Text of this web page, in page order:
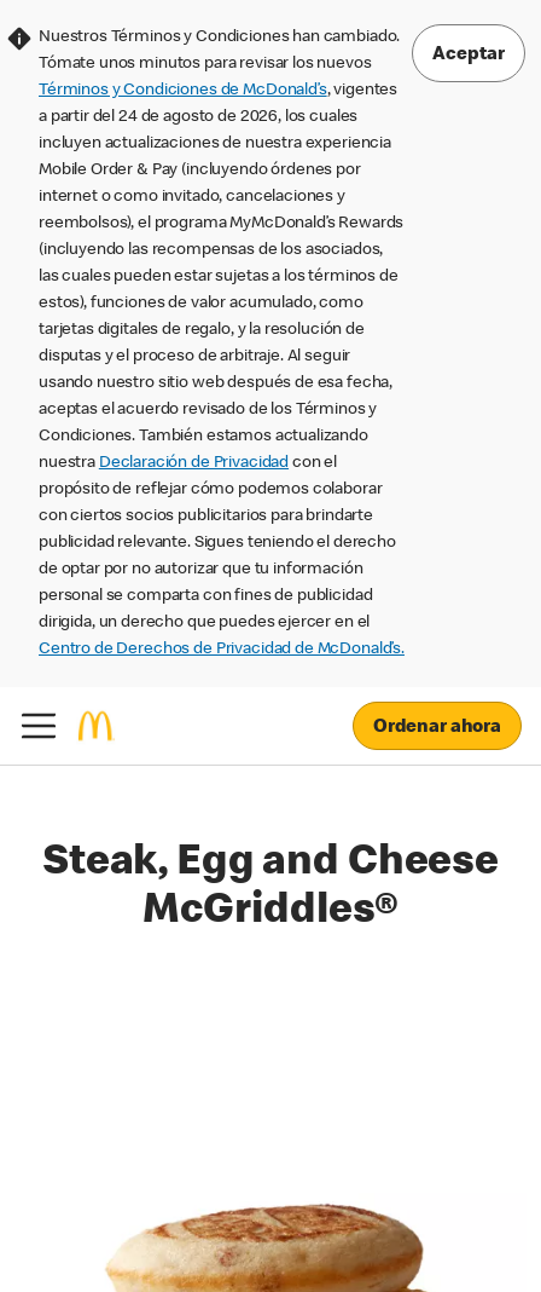
Nuestros Términos y Condiciones han cambiado.
Tómate unos minutos para revisar los nuevos
Términos y Condiciones de McDonald’s, vigentes
a partir del 24 de agosto de 2026, los cuales
incluyen actualizaciones de nuestra experiencia
Mobile Order & Pay (incluyendo órdenes por
internet o como invitado, cancelaciones y
reembolsos), el programa MyMcDonald’s Rewards
(incluyendo las recompensas de los asociados,
las cuales pueden estar sujetas a los términos de
estos), funciones de valor acumulado, como
tarjetas digitales de regalo, y la resolución de
disputas y el proceso de arbitraje. Al seguir
usando nuestro sitio web después de esa fecha,
aceptas el acuerdo revisado de los Términos y
Condiciones. También estamos actualizando
nuestra Declaración de Privacidad con el
propósito de reflejar cómo podemos colaborar
con ciertos socios publicitarios para brindarte
publicidad relevante. Sigues teniendo el derecho
de optar por no autorizar que tu información
personal se comparta con fines de publicidad
dirigida, un derecho que puedes ejercer en el
Centro de Derechos de Privacidad de McDonald’s.
Aceptar
Ordenar ahora
Steak, Egg and Cheese
McGriddles®